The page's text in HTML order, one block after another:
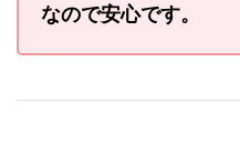
なので安心です。